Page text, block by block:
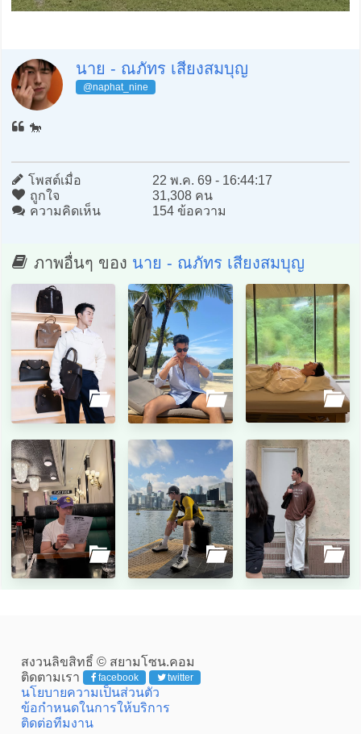
นาย - ณภัทร เสียงสมบุญ
@naphat_nine
🐎
โพสต์เมื่อ
22 พ.ค. 69 - 16:44:17
ถูกใจ
31,308 คน
ความคิดเห็น
154 ข้อความ
ภาพอื่นๆ ของ นาย - ณภัทร เสียงสมบุญ
สงวนลิขสิทธิ์ © สยามโซน.คอม
ติดตามเรา
facebook twitter
นโยบายความเป็นส่วนตัว
ข้อกำหนดในการให้บริการ
ติดต่อทีมงาน